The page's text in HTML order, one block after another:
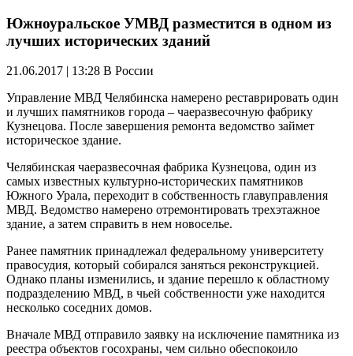
Южноуральское УМВД разместится в одном из
лучших исторических зданий
21.06.2017 | 13:28 В России
Управление МВД Челябинска намерено реставрировать один
и лучших памятников города – чаеразвесочную фабрику
Кузнецова. После завершения ремонта ведомство займет
историческое здание.
Челябинская чаеразвесочная фабрика Кузнецова, один из
самых известных культурно-исторических памятников
Южного Урала, переходит в собственность главуправления
МВД. Ведомство намерено отремонтировать трехэтажное
здание, а затем справить в нем новоселье.
Ранее памятник принадлежал федеральному университету
правосудия, который собирался заняться реконструкцией.
Однако планы изменились, и здание перешло к областному
подразделению МВД, в чьей собственности уже находится
несколько соседних домов.
Вначале МВД отправило заявку на исключение памятника из
реестра объектов госохраны, чем сильно обеспокоило